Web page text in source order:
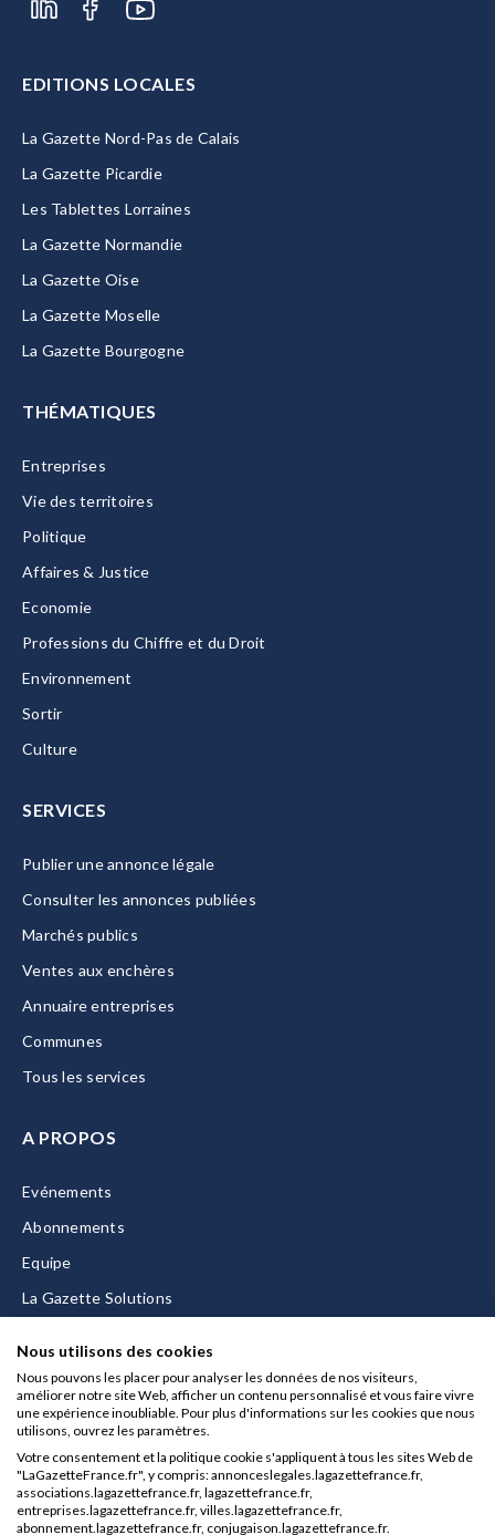
EDITIONS LOCALES
La Gazette Nord-Pas de Calais
La Gazette Picardie
Les Tablettes Lorraines
La Gazette Normandie
La Gazette Oise
La Gazette Moselle
La Gazette Bourgogne
THÉMATIQUES
Entreprises
Vie des territoires
Politique
Affaires & Justice
Economie
Professions du Chiffre et du Droit
Environnement
Sortir
Culture
SERVICES
Publier une annonce légale
Consulter les annonces publiées
Marchés publics
Ventes aux enchères
Annuaire entreprises
Communes
Tous les services
A PROPOS
Evénements
Abonnements
Equipe
La Gazette Solutions
Mentions légales
CGU/CGV
Données personnelles
Nous utilisons des cookies
Nous pouvons les placer pour analyser les données de nos visiteurs,
améliorer notre site Web, afficher un contenu personnalisé et vous faire vivre
une expérience inoubliable. Pour plus d'informations sur les cookies que nous
utilisons, ouvrez les paramètres.
Votre consentement et la politique cookie s'appliquent à tous les sites Web de
"LaGazetteFrance.fr", y compris: annonceslegales.lagazettefrance.fr,
associations.lagazettefrance.fr, lagazettefrance.fr,
entreprises.lagazettefrance.fr, villes.lagazettefrance.fr,
abonnement.lagazettefrance.fr, conjugaison.lagazettefrance.fr.